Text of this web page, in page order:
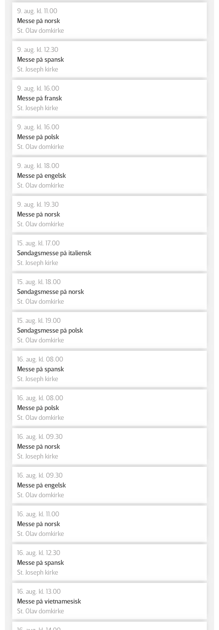
9. aug. kl. 11.00
Messe på norsk
St. Olav domkirke
9. aug. kl. 12.30
Messe på spansk
St. Joseph kirke
9. aug. kl. 16.00
Messe på fransk
St. Joseph kirke
9. aug. kl. 16.00
Messe på polsk
St. Olav domkirke
9. aug. kl. 18.00
Messe på engelsk
St. Olav domkirke
9. aug. kl. 19.30
Messe på norsk
St. Olav domkirke
15. aug. kl. 17.00
Søndagsmesse på italiensk
St. Joseph kirke
15. aug. kl. 18.00
Søndagsmesse på norsk
St. Olav domkirke
15. aug. kl. 19.00
Søndagsmesse på polsk
St. Olav domkirke
16. aug. kl. 08.00
Messe på spansk
St. Joseph kirke
16. aug. kl. 08.00
Messe på polsk
St. Olav domkirke
16. aug. kl. 09.30
Messe på norsk
St. Joseph kirke
16. aug. kl. 09.30
Messe på engelsk
St. Olav domkirke
16. aug. kl. 11.00
Messe på norsk
St. Olav domkirke
16. aug. kl. 12.30
Messe på spansk
St. Joseph kirke
16. aug. kl. 13.00
Messe på vietnamesisk
St. Olav domkirke